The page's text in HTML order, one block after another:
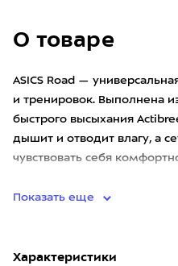
О товаре
ASICS Road —
и тренировок. Выполнена
быстрого высыхания
дышит и отводит влагу, а
чувствовать себя
Показать еще
Характеристики